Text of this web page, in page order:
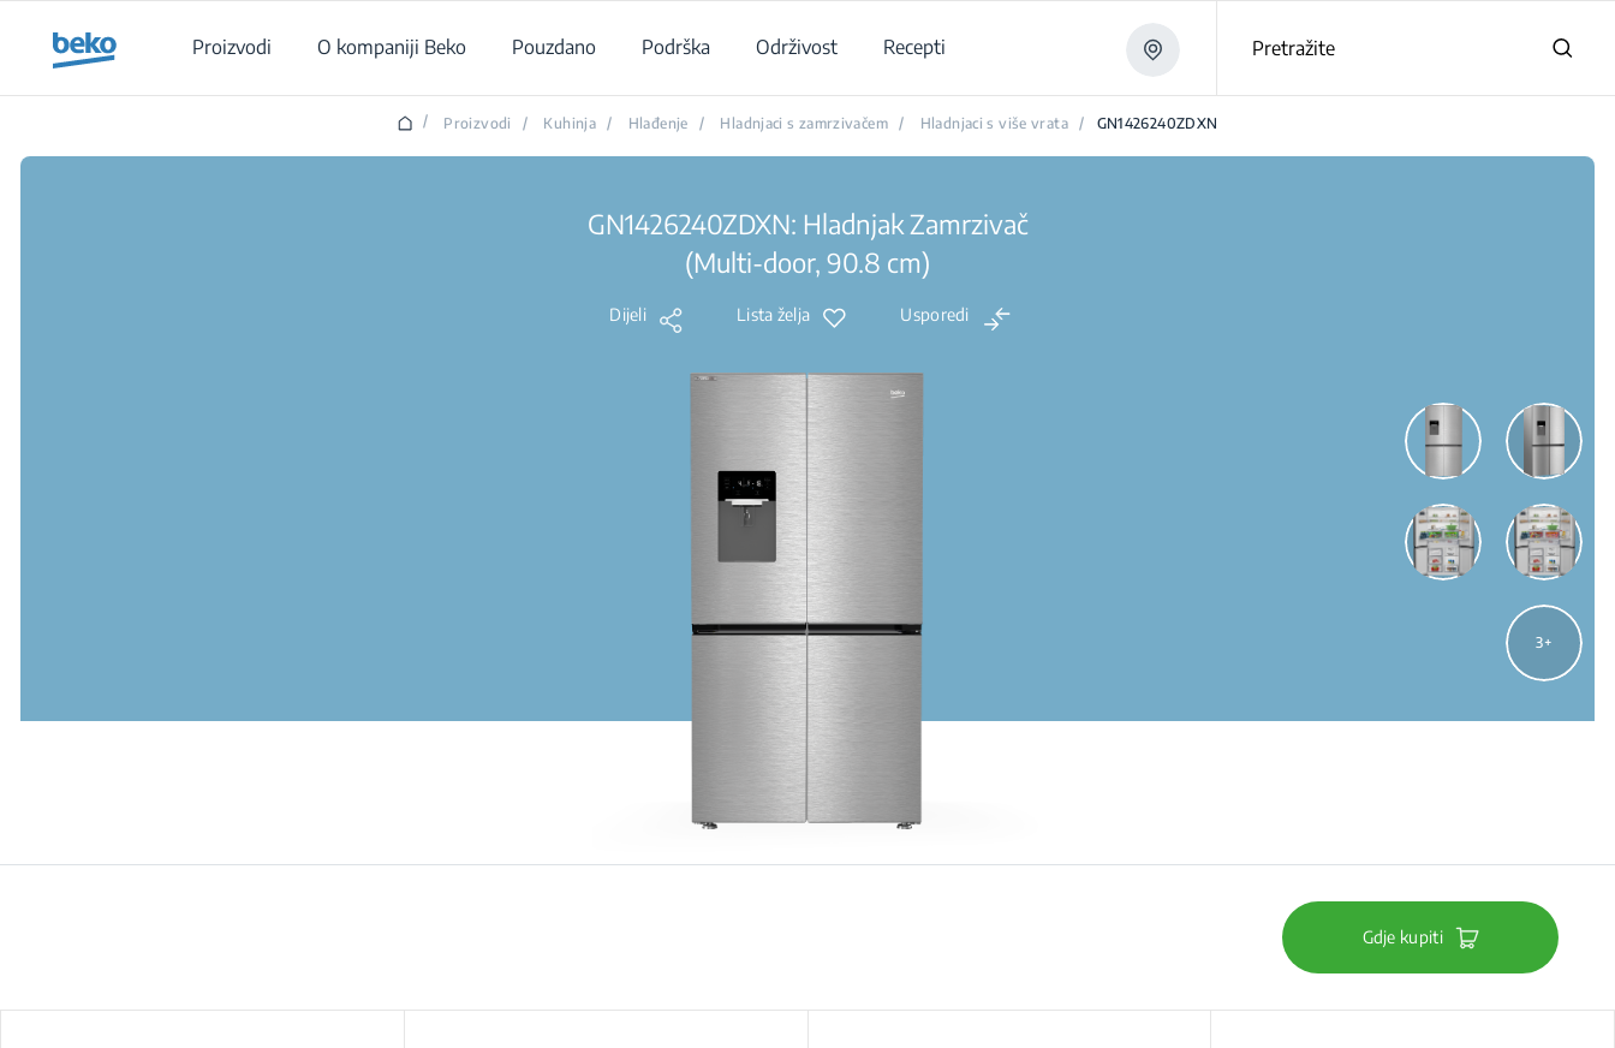
Proizvodi
O kompaniji Beko Pouzdano Podrška Održivost Recepti Pretražite
/ Proizvodi / Kuhinja / Hlađenje / Hladnjaci s zamrzivačem / Hladnjaci s više vrata / GN1426240ZDXN
GN1426240ZDXN: Hladnjak Zamrzivač
(Multi-door, 90.8 cm)
Dijeli Lista želja Usporedi
3
Gdje kupiti